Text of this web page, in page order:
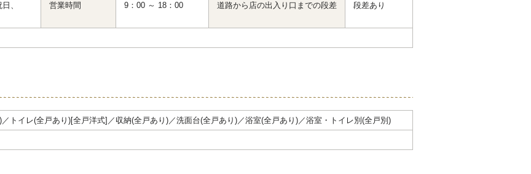
、
営業時間 9：00 ～ 18：00 道路から店の出入り口までの段差 段差あり
／トイレ(全戸あり)[全戸洋式]／収納(全戸あり)／洗面台(全戸あり)／浴室(全戸あり)／浴室・トイレ別(全戸別)